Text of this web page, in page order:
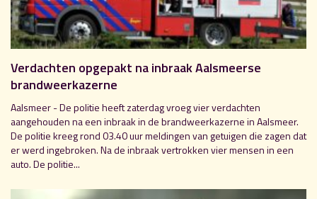
Verdachten opgepakt na inbraak Aalsmeerse
brandweerkazerne
Aalsmeer - De politie heeft zaterdag vroeg vier verdachten
aangehouden na een inbraak in de brandweerkazerne in Aalsmeer.
De politie kreeg rond 03.40 uur meldingen van getuigen die zagen dat
er werd ingebroken. Na de inbraak vertrokken vier mensen in een
auto. De politie...